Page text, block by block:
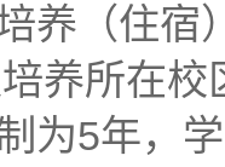
养（住宿
养所在校
为5年，